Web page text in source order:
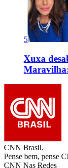
5
Xuxa
CNN Brasil.
Pense bem, pense
CNN Nas Redes